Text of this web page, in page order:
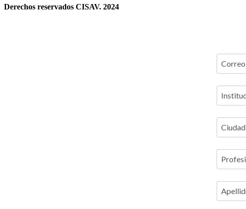
Derechos reservados CISAV. 2024